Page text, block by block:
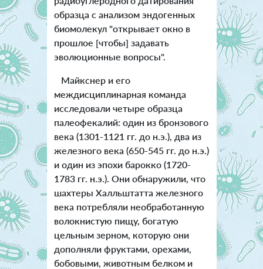
образца с анализом эндогенных
биомолекул "открывает окно в
прошлое [чтобы] задавать
эволюционные вопросы".
Майкснер и его
междисциплинарная команда
исследовали четыре образца
палеофекалий: один из бронзового
века (1301-1121 гг. до н.э.), два из
железного века (650-545 гг. до н.э.)
и один из эпохи барокко (1720-
1783 гг. н.э.). Они обнаружили, что
шахтеры Халльштатта железного
века потребляли необработанную
волокнистую пищу, богатую
цельным зерном, которую они
дополняли фруктами, орехами,
бобовыми, животным белком и